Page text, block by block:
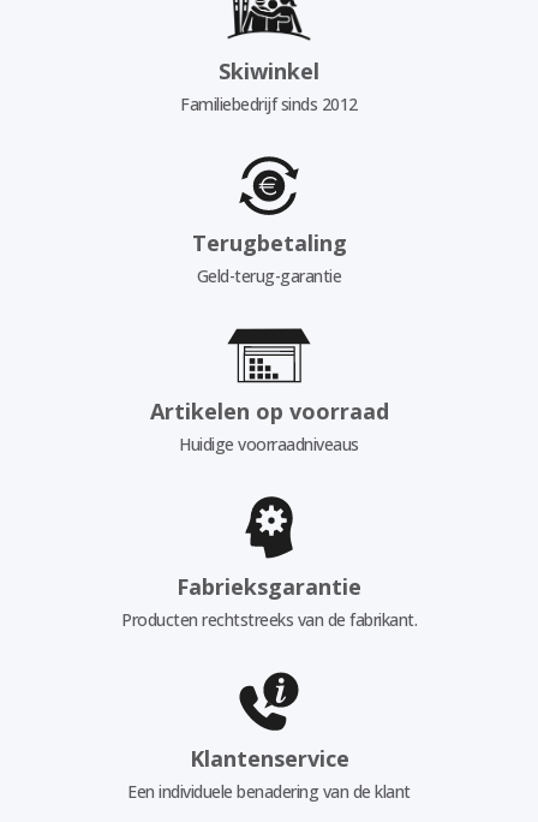
Skiwinkel
Familiebedrijf sinds 2012
Terugbetaling
Geld-terug-garantie
Artikelen op voorraad
Huidige voorraadniveaus
Fabrieksgarantie
Producten rechtstreeks van de fabrikant.
Klantenservice
Een individuele benadering van de klant